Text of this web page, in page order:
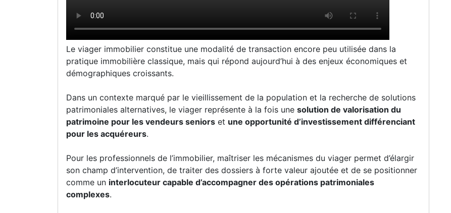
Le viager immobilier constitue une modalité de transaction encore peu utilisée dans la
pratique immobilière classique, mais qui répond aujourd’hui à des enjeux économiques et
démographiques croissants.
Dans un contexte marqué par le vieillissement de la population et la recherche de solutions
patrimoniales alternatives, le viager représente à la fois une solution de valorisation du
patrimoine pour les vendeurs seniors et une opportunité d’investissement différenciant
pour les acquéreurs.
Pour les professionnels de l’immobilier, maîtriser les mécanismes du viager permet d’élargir
son champ d’intervention, de traiter des dossiers à forte valeur ajoutée et de se positionner
comme un interlocuteur capable d’accompagner des opérations patrimoniales
complexes.